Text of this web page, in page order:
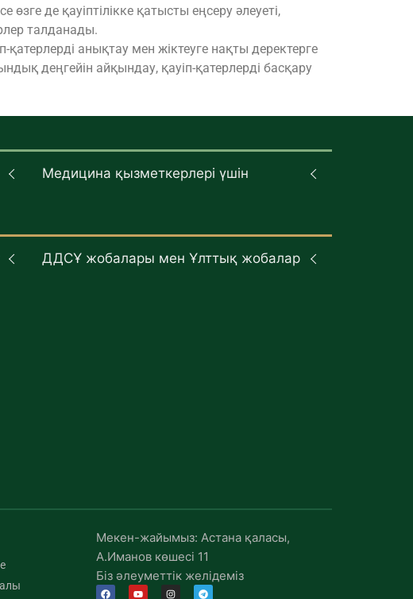
де қауіптілікке қатысты еңсеру әлеуеті,
талданады.
анықтау мен жіктеуге нақты деректерге
деңгейін айқындау, қауіп-қатерлерді басқару
Медицина қызметкерлері үшін
ДДСҰ жобалары мен Ұлттық жобалар
Мекен-жайымыз: Астана қаласы,
А.Иманов көшесі 11
Біз әлеуметтік желідеміз